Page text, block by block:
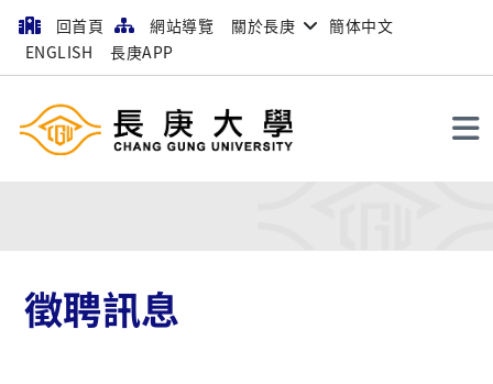
回首頁 網站導覽 關於長庚
簡体中文
ENGLISH
長庚APP
徵聘訊息